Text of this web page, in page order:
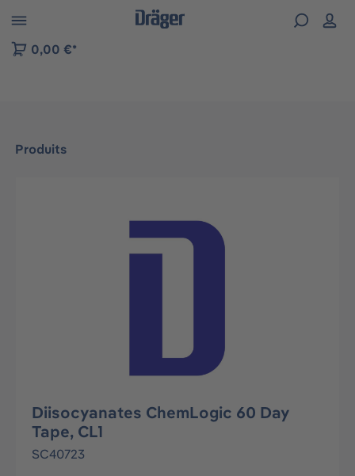
to B2B platform navigation
0,00 €*
Produits
Ignorer la galerie d'images
Diisocyanates ChemLogic 60 Day
Tape, CL1
SC40723